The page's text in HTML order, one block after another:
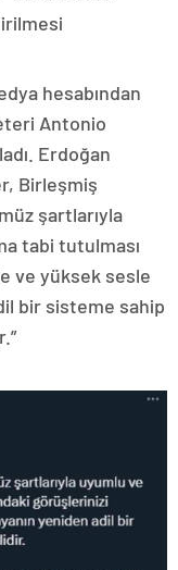
hesabından
Antonio
Erdoğan
Birleşmiş
şartlarıyla
tabi tutulması
ve yüksek sesle
bir sisteme sahip